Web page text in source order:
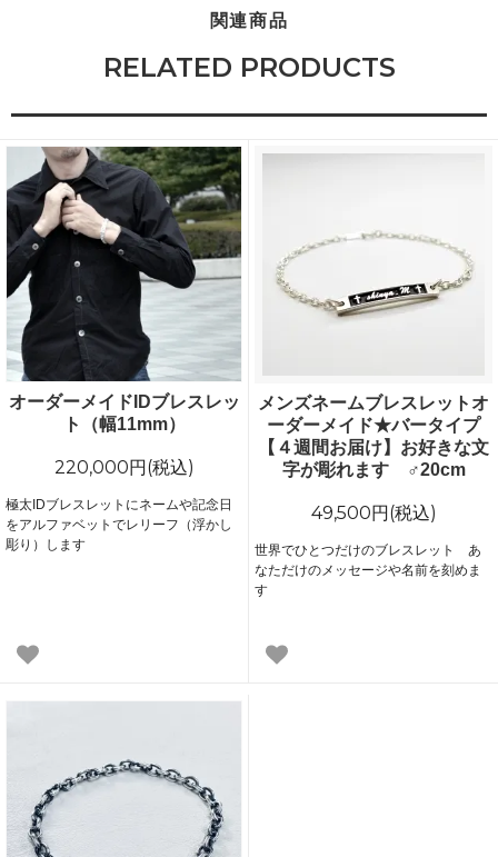
関連商品
RELATED PRODUCTS
オーダーメイドIDブレスレッ
ト（幅11mm）
220,000円(税込)
極太IDブレスレットにネームや記念日
をアルファベットでレリーフ（浮かし
彫り）します
メンズネームブレスレットオ
ーダーメイド★バータイプ
【４週間お届け】お好きな文
字が彫れます ♂20cm
49,500円(税込)
世界でひとつだけのブレスレット あ
なただけのメッセージや名前を刻めま
す